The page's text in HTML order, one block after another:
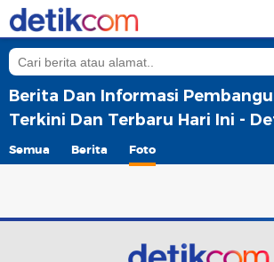
Berita Dan Informasi
Terkini Dan Terbaru Hari Ini -
Semua Berita Foto